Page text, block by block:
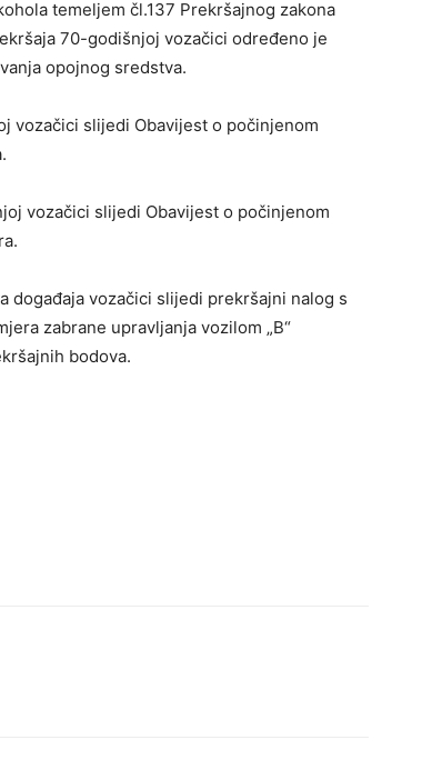
temeljem čl.137 Prekršajnog zakona
70-godišnjoj vozačici određeno je
opojnog sredstva.
vozačici slijedi Obavijest o počinjenom
vozačici slijedi Obavijest o počinjenom
događaja vozačici slijedi prekršajni nalog s
zabrane upravljanja vozilom „B“
bodova.